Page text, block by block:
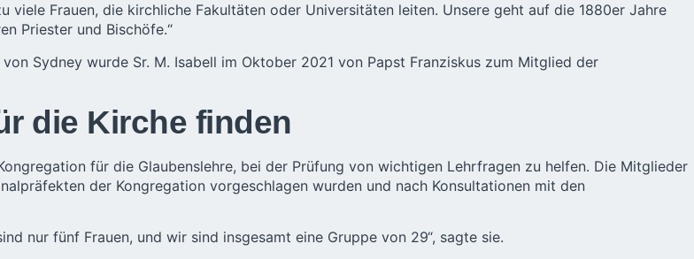
viele Frauen, die kirchliche Fakultäten oder Universitäten leiten. Unsere geht auf die 1880er Jahre
Priester und Bischöfe.“
Sydney wurde Sr. M. Isabell im Oktober 2021 von Papst Franziskus zum Mitglied der
die Kirche finden
für die Glaubenslehre, bei der Prüfung von wichtigen Lehrfragen zu helfen. Die Mitglieder
der Kongregation vorgeschlagen wurden und nach Konsultationen mit den
nur fünf Frauen, und wir sind insgesamt eine Gruppe von 29“, sagte sie.